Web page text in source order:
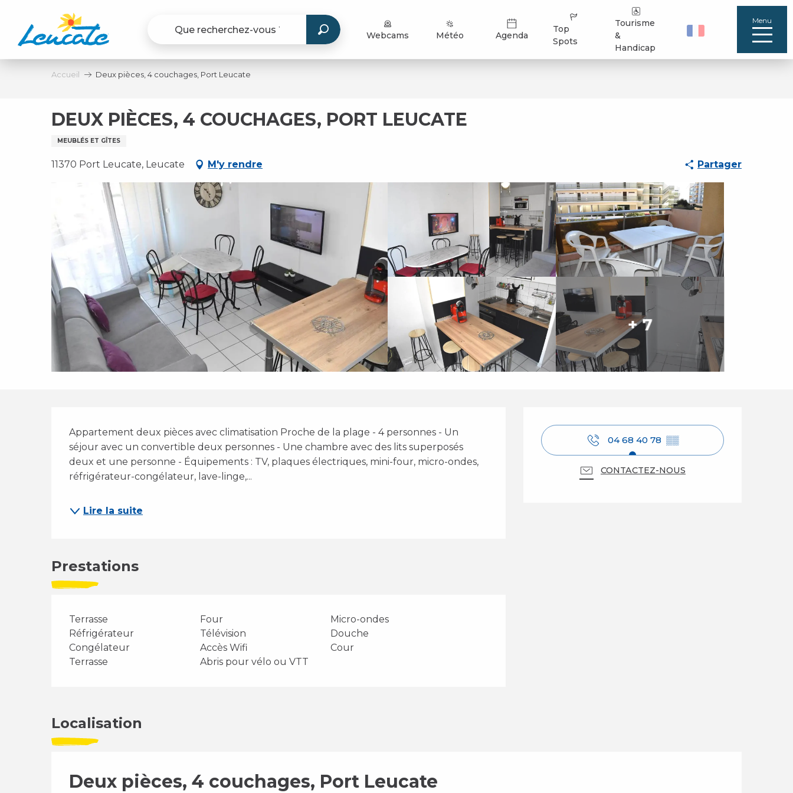
contenu
principal
Webcams Météo Agenda
Top
Spots
Tourisme
&
Handicap
Menu
Accueil Deux pièces, 4 couchages, Port Leucate
DEUX PIÈCES, 4 COUCHAGES, PORT LEUCATE
MEUBLÉS ET GÎTES
11370 Port Leucate, Leucate M'y rendre Partager
+ 7
Ouverture et
04 68 40 78 ▒▒
CONTACTEZ-NOUS
Description
Appartement deux pièces avec climatisation Proche de la plage - 4 personnes - Un
séjour avec un convertible deux personnes - Une chambre avec des lits superposés
deux et une personne - Équipements : TV, plaques électriques, mini-four, micro-ondes,
réfrigérateur-congélateur, lave-linge,...
Lire la suite
Prestations
Terrasse Four
Micro-ondes
Réfrigérateur
Télévision
Douche
Congélateur
Accès Wifi
Cour
Terrasse
Abris pour vélo ou VTT
Localisation
Deux pièces, 4 couchages, Port Leucate